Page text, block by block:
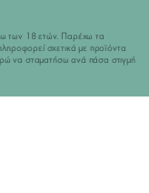
των 18 ετών. Παρέχω τα
σχετικά με προϊόντα
να σταματήσω ανά πάσα στιγμή